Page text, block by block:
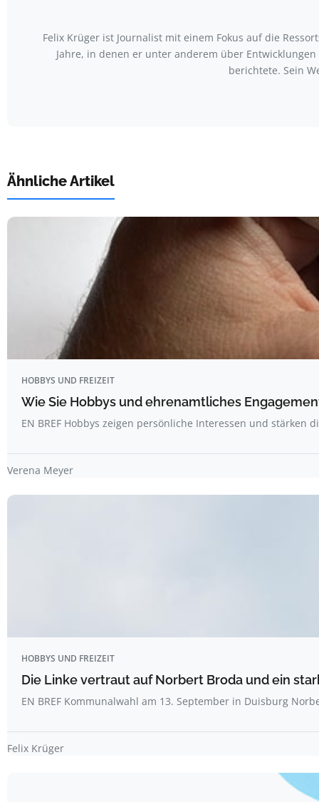
Felix Krüger ist Journalist mit einem Fokus auf die
Jahre, in denen er unter anderem über
berichtete. Sein
Ähnliche Artikel
HOBBYS UND FREIZEIT
Wie Sie Hobbys und ehrenamtliches
EN BREF Hobbys zeigen persönliche Interessen und stärken
Verena Meyer
HOBBYS UND FREIZEIT
Die Linke vertraut auf Norbert Broda und ein
EN BREF Kommunalwahl am 13. September in Duisburg
Felix Krüger